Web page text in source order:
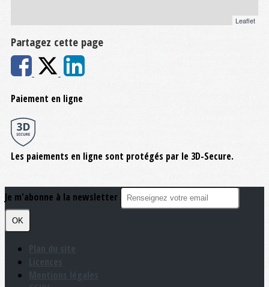
Leaflet
Partagez cette page
Paiement en ligne
Les paiements en ligne sont protégés par le 3D-Secure.
Je m'abonne à la newsletter
OK